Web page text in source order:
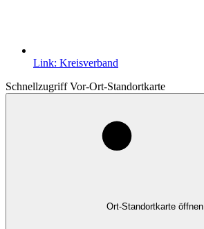
Link: Kreisverband
Schnellzugriff Vor-Ort-Standortkarte
Ort-Standortkarte öffnen